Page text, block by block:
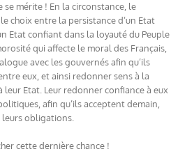
se mérite ! En la circonstance, le
choix entre la persistance d’un Etat
Etat confiant dans la loyauté du Peuple
qui affecte le moral des Français,
avec les gouvernés afin qu’ils
eux, et ainsi redonner sens à la
Etat. Leur redonner confiance à eux
afin qu’ils acceptent demain,
leurs obligations.
cette dernière chance !